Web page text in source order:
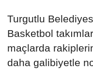
Turgutlu
Basketbol
maçlarda
daha galibiyetle